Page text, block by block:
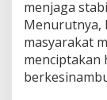
menjaga
Menurutnya,
masyarakat
menciptakan